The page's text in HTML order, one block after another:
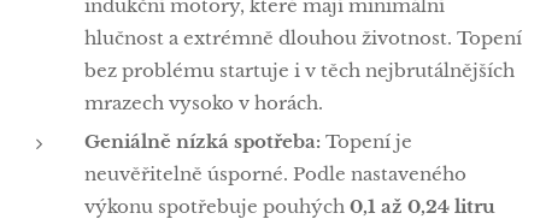
indukční motory, které mají minimální
hlučnost a extrémně dlouhou životnost. Topení
bez problému startuje i v těch nejbrutálnějších
mrazech vysoko v horách.
Geniálně nízká spotřeba: Topení je
neuvěřitelně úsporné. Podle nastaveného
výkonu spotřebuje pouhých 0,1 až 0,24 litru